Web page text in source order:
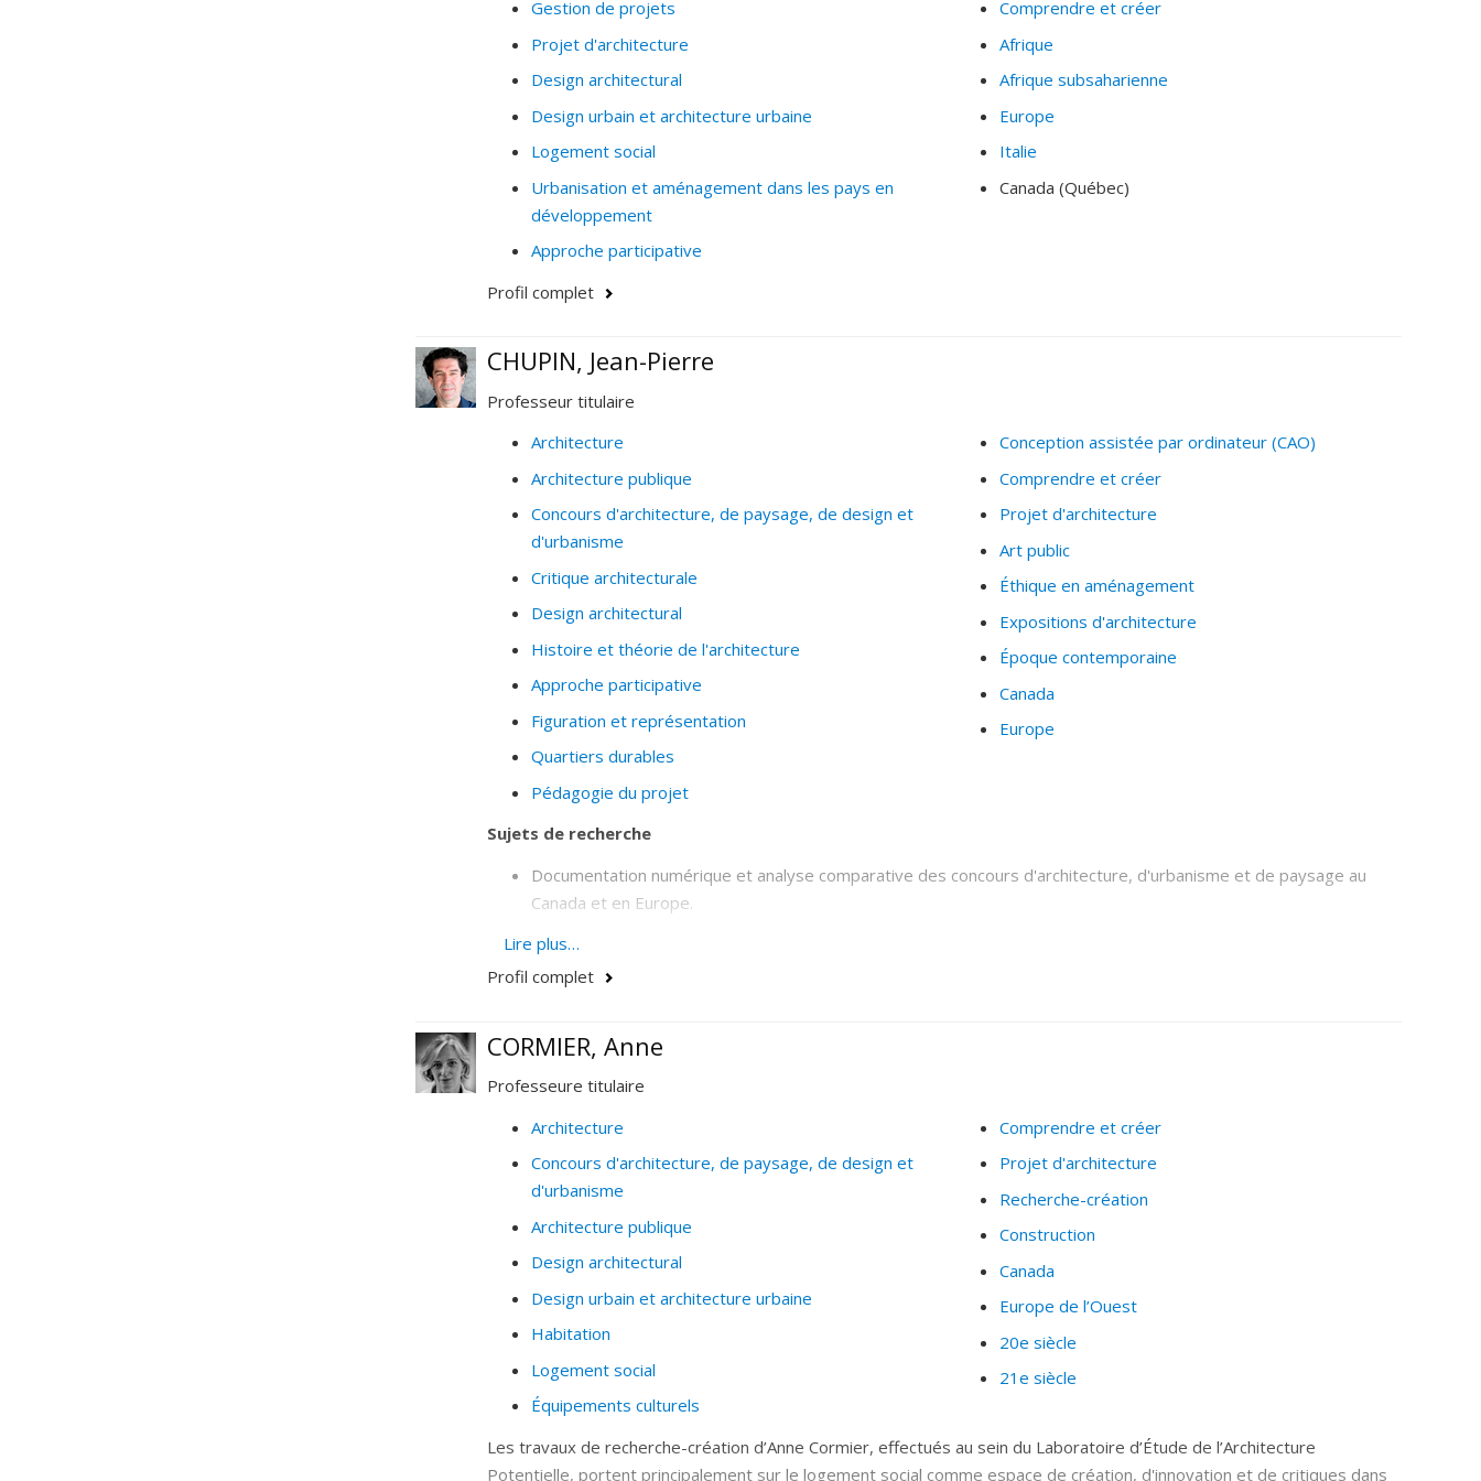
Gestion de projets
Projet d'architecture
Design architectural
Design urbain et architecture urbaine
Logement social
Urbanisation et aménagement dans les pays en
développement
Approche participative
Comprendre et créer
Afrique
Afrique subsaharienne
Europe
Italie
Canada (Québec)
Profil complet
CHUPIN, Jean-Pierre
Professeur titulaire
Architecture
Architecture publique
Concours d'architecture, de paysage, de design et
d'urbanisme
Critique architecturale
Design architectural
Histoire et théorie de l'architecture
Approche participative
Figuration et représentation
Quartiers durables
Pédagogie du projet
Conception assistée par ordinateur (CAO)
Comprendre et créer
Projet d'architecture
Art public
Éthique en aménagement
Expositions d'architecture
Époque contemporaine
Canada
Europe
Sujets de recherche
Documentation numérique et analyse comparative des concours d'architecture, d'urbanisme et de paysage au
Canada et en Europe.
Analyse comparative de la qualité architecturale au filtre des prix d'excellence
Accessibilité universelle
Histoire et théorie de l'architecture.
Raisonnement analogique, construction des métaphores et pratiques cognitives du projet d'architecture (en
Création et innovation dans les disciplines du projet (théories de la conception et du "design thinking").
Études portant sur le rapport au corps en architecture et en paysage.
Lire plus…
Profil complet
CORMIER, Anne
Professeure titulaire
Architecture
Concours d'architecture, de paysage, de design et
d'urbanisme
Architecture publique
Design architectural
Design urbain et architecture urbaine
Habitation
Logement social
Équipements culturels
Comprendre et créer
Projet d'architecture
Recherche-création
Construction
Canada
Europe de l’Ouest
20e siècle
21e siècle
Les travaux de recherche-création d’Anne Cormier, effectués au sein du Laboratoire d’Étude de l’Architecture
Potentielle, portent principalement sur le logement social comme espace de création, d'innovation et de critiques dans